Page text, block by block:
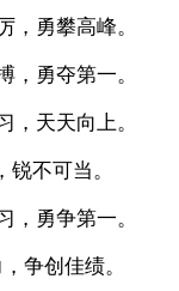
勇攀高峰。
勇夺第一。
天天向上。
不可当。
勇争第一。
争创佳绩。